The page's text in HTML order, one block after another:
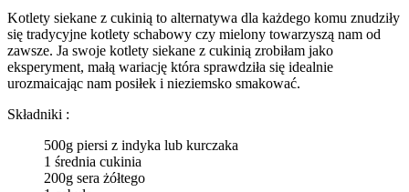
Kotlety siekane z cukinią to alternatywa dla każdego komu znudziły
się tradycyjne kotlety schabowy czy mielony towarzyszą nam od
zawsze. Ja swoje kotlety siekane z cukinią zrobiłam jako
eksperyment, małą wariację która sprawdziła się idealnie
urozmaicając nam posiłek i nieziemsko smakować.
Składniki :
500g piersi z indyka lub kurczaka
1 średnia cukinia
200g sera żółtego